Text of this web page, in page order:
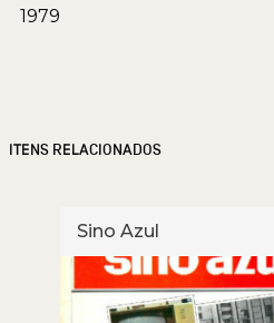
1979
ITENS RELACIONADOS
Sino Azul